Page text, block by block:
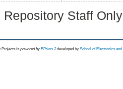
Repository Staff
Projects is powored byEPrints 3 developed by School of Electronics